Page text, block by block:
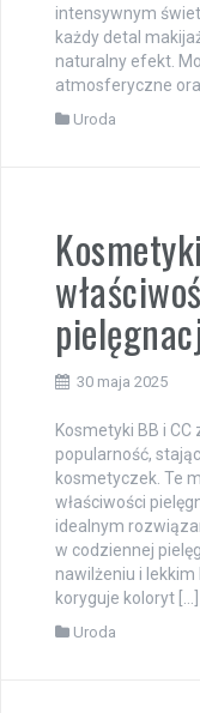
intensywnym
każdy detal
naturalny efekt.
atmosferyczne
Uroda
30 maja 2025
Kosmetyki BB i
popularność,
kosmetyczek. Te
właściwości
idealnym
w codziennej
nawilżeniu i lekkim
koryguje koloryt […]
Uroda